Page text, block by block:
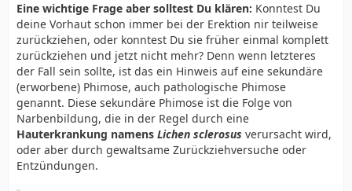
Eine wichtige Frage aber solltest Du klären: Konntest Du
deine Vorhaut schon immer bei der Erektion nir teilweise
zurückziehen, oder konntest Du sie früher einmal komplett
zurückziehen und jetzt nicht mehr? Denn wenn letzteres
der Fall sein sollte, ist das ein Hinweis auf eine sekundäre
(erworbene) Phimose, auch pathologische Phimose
genannt. Diese sekundäre Phimose ist die Folge von
Narbenbildung, die in der Regel durch eine
Hauterkrankung namens Lichen sclerosus verursacht wird,
oder aber durch gewaltsame Zurückziehversuche oder
Entzündungen.